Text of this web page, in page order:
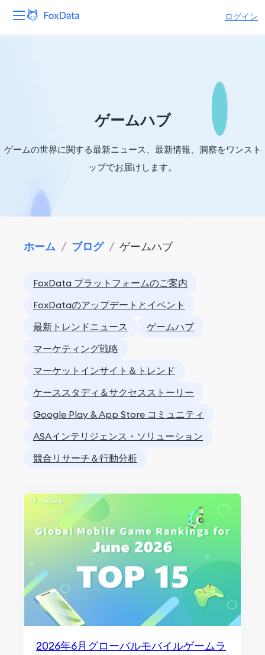
ログイン
会社
ゲームハブ
ゲームの世界に関する最新ニュース、最新情報、洞察をワンスト
ップでお届けします。
ホーム / ブログ / ゲームハブ
FoxData プラットフォームのご案内
FoxDataのアップデートとイベント
最新トレンドニュース
ゲームハブ
マーケティング戦略
マーケットインサイト＆トレンド
ケーススタディ＆サクセスストーリー
Google Play & App Store コミュニティ
ASAインテリジェンス・ソリューション
競合リサーチ＆行動分析
2026年6月グローバルモバイルゲームラ